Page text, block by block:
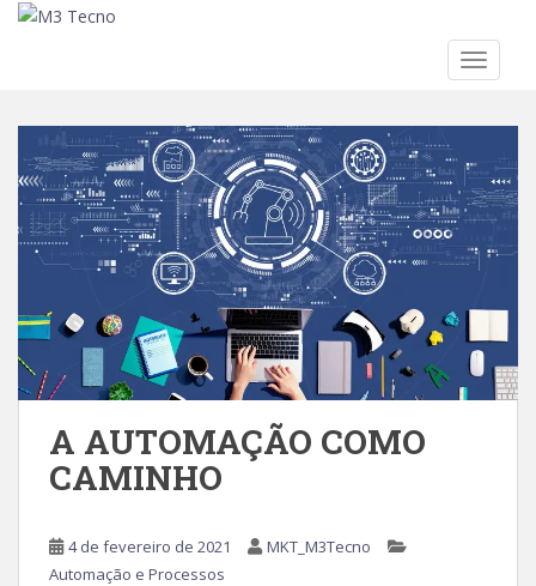
A AUTOMAÇÃO COMO
CAMINHO
4 de fevereiro de 2021
MKT_M3Tecno
Automação e Processos